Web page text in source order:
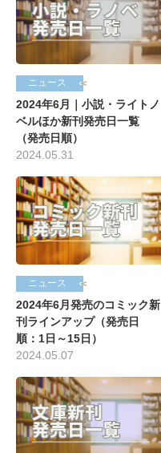
ニュース
2024年6月｜小説・ライトノ
ベルほか新刊発売日一覧
（発売日順）
2024.05.31
ニュース
2024年6月発売のコミック新
刊ラインアップ（発売日
順：1日～15日）
2024.05.07